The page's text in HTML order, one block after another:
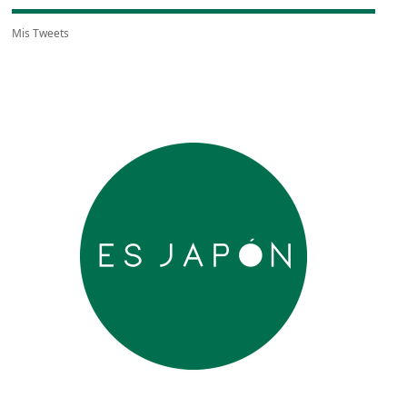
Mis Tweets